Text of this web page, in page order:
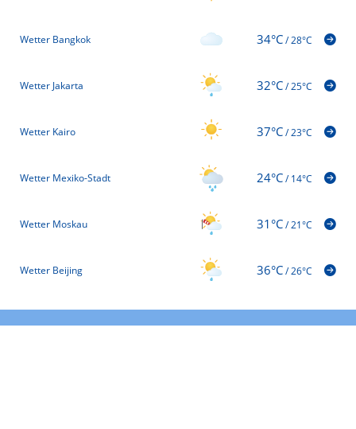
Wetter Bangkok 34°C/28°C
Wetter Jakarta 32°C/25°C
Wetter Kairo 37°C/23°C
Wetter Mexiko-Stadt 24°C/14°C
Wetter Moskau 31°C/21°C
Wetter Beijing 36°C/26°C